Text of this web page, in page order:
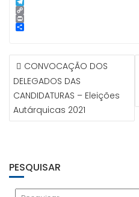
e
r
e
d
I
t
e
r
n
e
k
y
p
T
e
l
m
C
o
n
k
P
e
NAVEGAÇÃO
DE
ARTIGOS
CONVOCAÇÃO DOS
DELEGADOS DAS
CANDIDATURAS – Eleições
Autárquicas 2021
PESQUISAR